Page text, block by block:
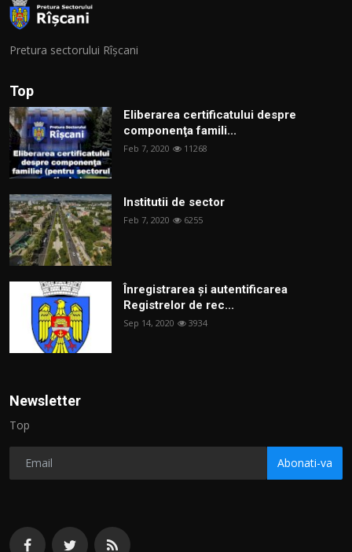
Pretura sectorului Rîșcani
Top
Eliberarea certificatului despre
componenţa famili...
Feb 7, 2020 11268
Institutii de sector
Feb 7, 2020 6255
Înregistrarea și autentificarea
Registrelor de rec...
Sep 14, 2020 3934
Newsletter
Top
Abonati-va